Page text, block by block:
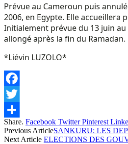
Prévue au Cameroun puis
2006, en Egypte. Elle accueillera
Initialement prévue du 13 juin
allongé après la fin du Ramadan.
*Liévin LUZOLO*
Facebook
Twitter
Share
Share. Facebook Twitter Pinterest
Previous ArticleSANKURU: LES
Next Article ELECTIONS DES